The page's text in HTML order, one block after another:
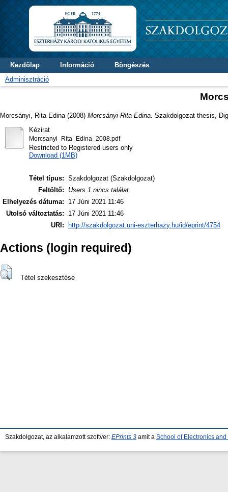
Kezdőlap Információ
Böngészés
Adminisztráció
Morcsányi, Rita Edina (2008) Morcsányi Rita Edina. Szakdolgozat thesis,
Kézirat
Morcsanyi_Rita_Edina_2008.pdf
Restricted to Registered users only
Download (1MB)
Tétel típus: Szakdolgozat (Szakdolgozat)
Feltöltő:
Users 1 nincs találat.
Elhelyezés dátuma:
17 Júni 2021 11:46
Utolsó változtatás:
17 Júni 2021 11:46
URI:
http://szakdolgozat.uni-eszterhazy.hu/id/eprint/4754
Actions (login required)
Tétel szekesztése
Szakdolgozat, az alkalamzott szoftver: EPrints 3 amit a School of Electronics